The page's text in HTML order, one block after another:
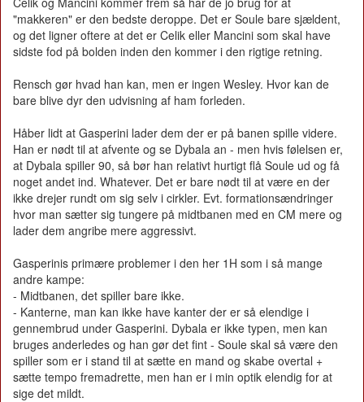
"makkeren" er den bedste deroppe. Det er Soule bare sjældent,
og det ligner oftere at det er Celik eller Mancini som skal have
sidste fod på bolden inden den kommer i den rigtige retning.
Rensch gør hvad han kan, men er ingen Wesley. Hvor kan de
bare blive dyr den udvisning af ham forleden.
Håber lidt at Gasperini lader dem der er på banen spille videre.
Han er nødt til at afvente og se Dybala an - men hvis følelsen er,
at Dybala spiller 90, så bør han relativt hurtigt flå Soule ud og få
noget andet ind. Whatever. Det er bare nødt til at være en der
ikke drejer rundt om sig selv i cirkler. Evt. formationsændringer
hvor man sætter sig tungere på midtbanen med en CM mere og
lader dem angribe mere aggressivt.
Gasperinis primære problemer i den her 1H som i så mange
andre kampe:
- Midtbanen, det spiller bare ikke.
- Kanterne, man kan ikke have kanter der er så elendige i
gennembrud under Gasperini. Dybala er ikke typen, men kan
bruges anderledes og han gør det fint - Soule skal så være den
spiller som er i stand til at sætte en mand og skabe overtal +
sætte tempo fremadrette, men han er i min optik elendig for at
sige det mildt.